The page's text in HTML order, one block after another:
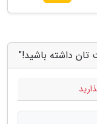
تان داشته باشید!"